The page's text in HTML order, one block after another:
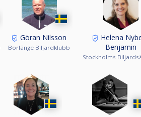
Göran Nilsson
Borlänge Biljardklubb
Helena
Benjamin
Stockholms